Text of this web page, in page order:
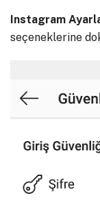
Instagram
seçeneklerine